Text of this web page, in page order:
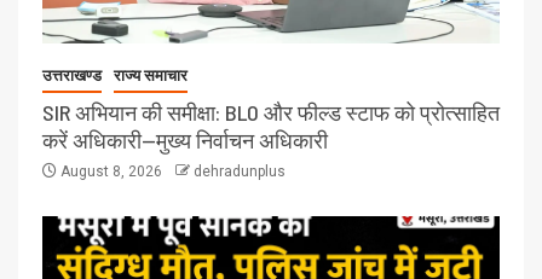
उत्तराखण्ड राज्य समाचार
SIR अभियान की समीक्षा: BLO और फील्ड स्टाफ को प्रोत्साहित
करें अधिकारी—मुख्य निर्वाचन अधिकारी
August 8, 2026 dehradunplus